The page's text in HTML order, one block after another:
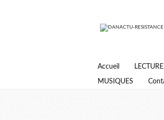
Accueil
MUSIQUES